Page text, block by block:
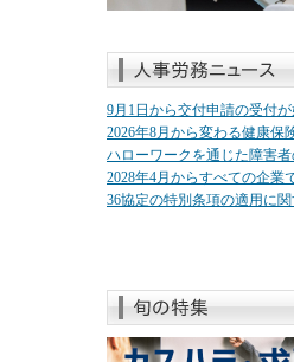
9月1日から交付申請の受付
2026年8月から変わる健康保
ハローワークを通じた障害
2028年4月からすべての企業
36協定の特別条項の適用に